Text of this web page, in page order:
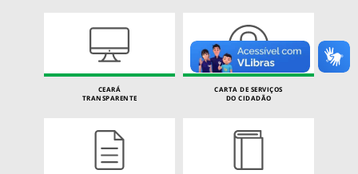
CEARÁ
TRANSPARENTE
CARTA DE SERVIÇOS
DO CIDADÃO